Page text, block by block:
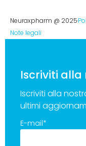
Neuraxpharm @ 2025
Note legali
Iscriviti
Iscriviti alla
ultimi
E-mail*